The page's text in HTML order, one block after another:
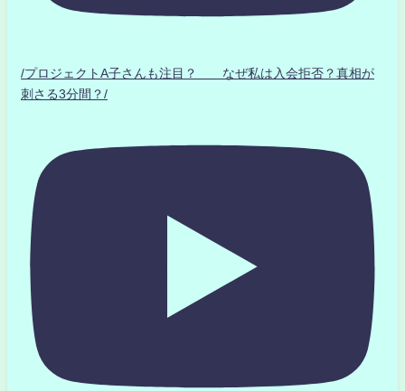
/プロジェクトA子さんも注目？ なぜ私は入会拒否？真相が
刺さる3分間？/